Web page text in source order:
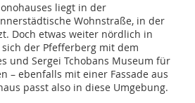
liegt in der
Wohnstraße, in der
Doch etwas weiter nördlich in
der Pfefferberg mit dem
und Sergei Tchobans Museum für
– ebenfalls mit einer Fassade aus
passt also in diese Umgebung.